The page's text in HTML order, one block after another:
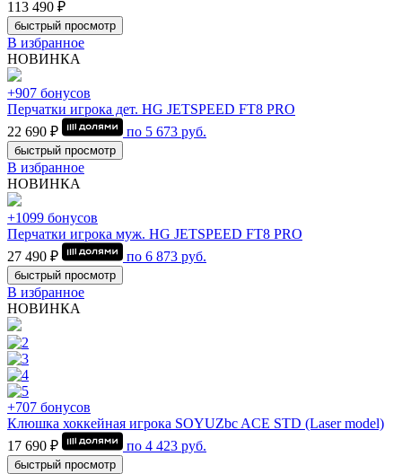
113 490 ₽
быстрый просмотр
В избранное
НОВИНКА
+907 бонусов
Перчатки игрока дет. HG JETSPEED FT8 PRO
22 690 ₽
по 5 673 руб.
быстрый просмотр
В избранное
НОВИНКА
+1099 бонусов
Перчатки игрока муж. HG JETSPEED FT8 PRO
27 490 ₽
по 6 873 руб.
быстрый просмотр
В избранное
НОВИНКА
+707 бонусов
Клюшка хоккейная игрока SOYUZbc ACE STD (Laser model)
17 690 ₽
по 4 423 руб.
быстрый просмотр